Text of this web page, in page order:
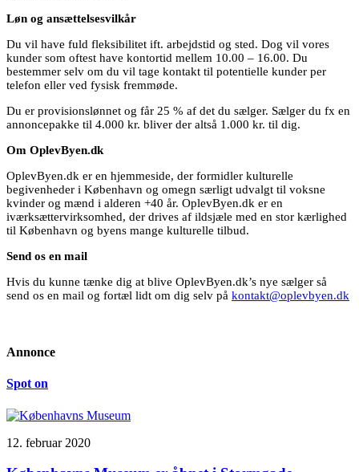
Løn og ansættelsesvilkår
Du vil have fuld fleksibilitet ift. arbejdstid og sted. Dog vil vores
kunder som oftest have kontortid mellem 10.00 – 16.00. Du
bestemmer selv om du vil tage kontakt til potentielle kunder per
telefon eller ved fysisk fremmøde.
Du er provisionslønnet og får 25 % af det du sælger. Sælger du fx en
annoncepakke til 4.000 kr. bliver der altså 1.000 kr. til dig.
Om OplevByen.dk
OplevByen.dk er en hjemmeside, der formidler kulturelle
begivenheder i København og omegn særligt udvalgt til voksne
kvinder og mænd i alderen +40 år. OplevByen.dk er en
iværksættervirksomhed, der drives af ildsjæle med en stor kærlighed
til København og byens mange kulturelle tilbud.
Send os en mail
Hvis du kunne tænke dig at blive OplevByen.dk’s nye sælger så
send os en mail og fortæl lidt om dig selv på kontakt@oplevbyen.dk
Annonce
Spot on
12. februar 2020